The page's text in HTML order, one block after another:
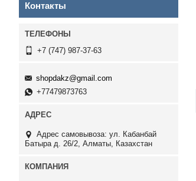
Контакты
+7 (747) 987-37-63
shopdakz@gmail.com
+77479873763
Адрес самовывоза: ул. Кабанбай
Батыра д. 26/2, Алматы, Казахстан